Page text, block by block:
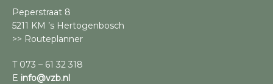
Peperstraat 8
5211 KM ’s Hertogenbosch
>> Routeplanner
T 073 – 61 32 318
E info@vzb.nl